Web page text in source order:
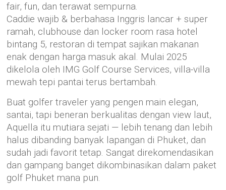
fair, fun, dan terawat sempurna.
Caddie wajib & berbahasa Inggris lancar + super
ramah, clubhouse dan locker room rasa hotel
bintang 5, restoran di tempat sajikan makanan
enak dengan harga masuk akal. Mulai 2025
dikelola oleh IMG Golf Course Services, villa-villa
mewah tepi pantai terus bertambah.
Buat golfer traveler yang pengen main elegan,
santai, tapi beneran berkualitas dengan view laut,
Aquella itu mutiara sejati — lebih tenang dan lebih
halus dibanding banyak lapangan di Phuket, dan
sudah jadi favorit tetap. Sangat direkomendasikan
dan gampang banget dikombinasikan dalam paket
golf Phuket mana pun.